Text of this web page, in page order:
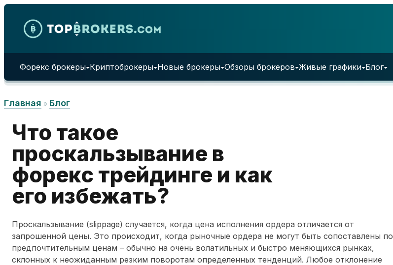
Skip to content
Форекс брокеры Криптоброкеры Новые брокеры Обзоры брокеров Живые графики Блог
Главная » Блог
Что такое
проскальзывание в
форекс трейдинге и как
его избежать?
Проскальзывание (slippage) случается, когда цена исполнения ордера отличается от
запрошенной цены. Это происходит, когда рыночные ордера не могут быть сопоставлены по
предпочтительным ценам – обычно на очень волатильных и быстро меняющихся рынках,
склонных к неожиданным резким поворотам определенных тенденций. Любое отклонение